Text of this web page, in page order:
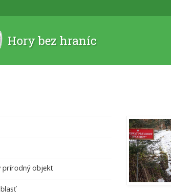
Hory bez hraníc
prírodný objekt